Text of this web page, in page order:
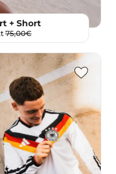
+ Short
75,00€